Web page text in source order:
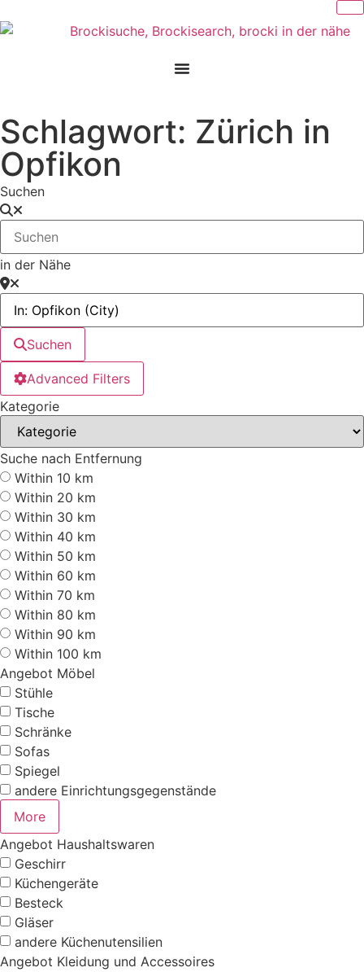
Schlagwort: Zürich in
Opfikon
Suchen
in der Nähe
Suchen
Advanced Filters
Kategorie
Suche nach Entfernung
Within 10 km
Within 20 km
Within 30 km
Within 40 km
Within 50 km
Within 60 km
Within 70 km
Within 80 km
Within 90 km
Within 100 km
Angebot Möbel
Stühle
Tische
Schränke
Sofas
Spiegel
andere Einrichtungsgegenstände
More
Angebot Haushaltswaren
Geschirr
Küchengeräte
Besteck
Gläser
andere Küchenutensilien
Angebot Kleidung und Accessoires